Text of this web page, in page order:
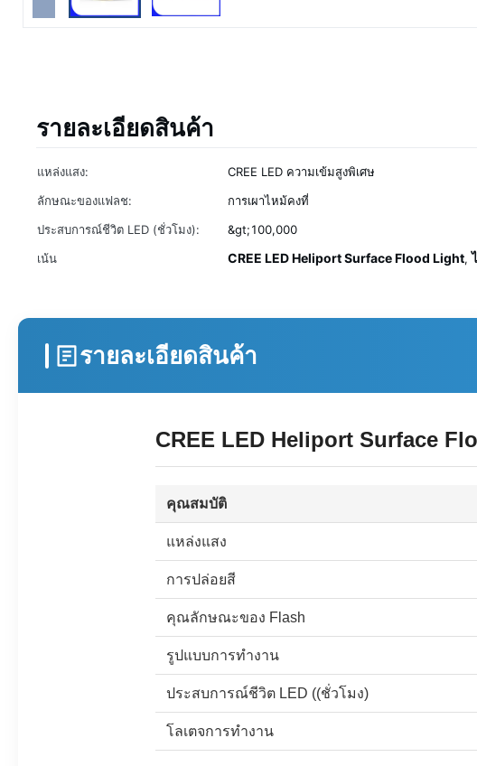
รายละเอียดสินค้า
แหล่งแสง: CREE LED ความเข้มสูงพิเศษ
ลักษณะของแฟลช:
การเผาไหม้คงที่
ประสบการณ์ชีวิต LED (ชั่วโมง):
&gt;100,000
เน้น
CREE LED Heliport Surface Flood Light,
รายละเอียดสินค้า
CREE LED Heliport Surface
คุณสมบัติ
แหล่งแสง
การปล่อยสี
คุณลักษณะของ Flash
รูปแบบการทํางาน
ประสบการณ์ชีวิต LED ((ชั่วโมง)
โลเตจการทํางาน